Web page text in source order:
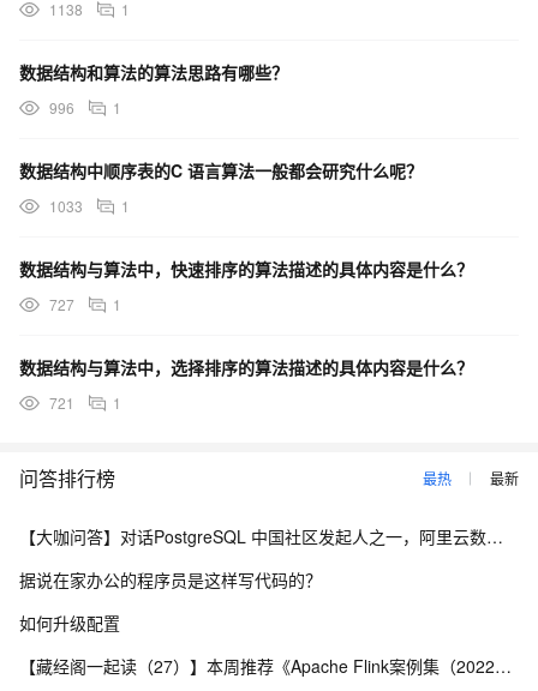
1138 1
数据结构和算法的算法思路有哪些？
996 1
数据结构中顺序表的C 语言算法一般都会研究什么呢？
1033 1
数据结构与算法中，快速排序的算法描述的具体内容是什么？
727 1
数据结构与算法中，选择排序的算法描述的具体内容是什么？
721 1
问答排行榜 最热 最新
【大咖问答】对话PostgreSQL 中国社区发起人之一，阿里云数据库高级专家 德哥
据说在家办公的程序员是这样写代码的？
如何升级配置
【藏经阁一起读（27）】本周推荐《Apache Flink案例集（2022版）》，你有哪些心得？